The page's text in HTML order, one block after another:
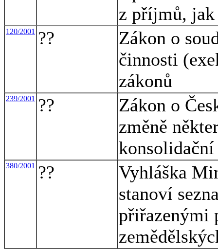
z příjmů, jak
120/2001 ??
Zákon o
činnosti
zákonů
239/2001 ??
Zákon o
změně
konsolidační
380/2001 ??
Vyhláška
stanoví
přiřazenými